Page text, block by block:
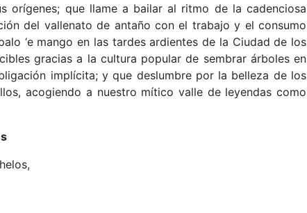
orígenes; que llame a bailar al ritmo de la cadenciosa
del vallenato de antaño con el trabajo y el consumo
‘e mango en las tardes ardientes de la Ciudad de los
gracias a la cultura popular de sembrar árboles en
implícita; y que deslumbre por la belleza de los
acogiendo a nuestro mítico valle de leyendas como